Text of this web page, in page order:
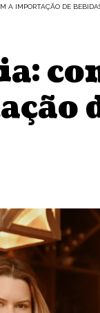
A IMPORTAÇÃO DE